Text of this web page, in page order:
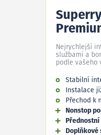
Nejrychlejší
službami a
podle vašeho
Stabilní
Instalace
Přechod k
Nonstop
Doplňkové